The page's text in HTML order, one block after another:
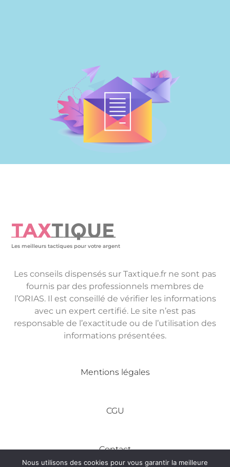
TAXTIQUE
Les meilleurs tactiques pour votre argent
Les conseils dispensés sur Taxtique.fr ne sont pas
fournis par des professionnels membres de
l’ORIAS. Il est conseillé de vérifier les informations
avec un expert certifié. Le site n’est pas
responsable de l’exactitude ou de l’utilisation des
informations présentées.
Mentions légales
CGU
Contact
Nous utilisons des cookies pour vous garantir la meilleure